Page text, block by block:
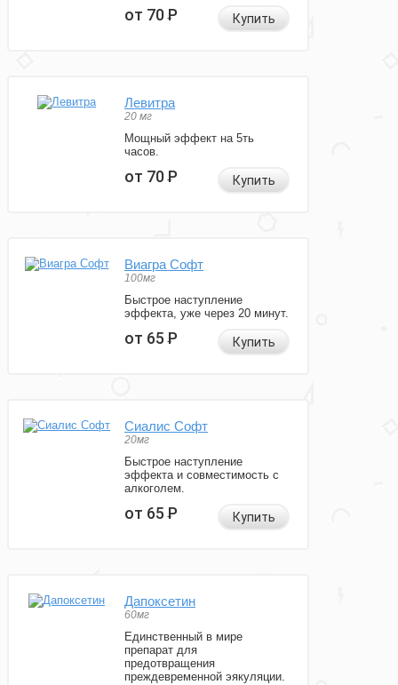
от 70Р Купить
Левитра
20 мг
Мощный эффект на 5ть
часов.
от 70Р Купить
Виагра Софт
100мг
Быстрое наступление
эффекта, уже через 20 минут.
от 65Р Купить
Сиалис Софт
20мг
Быстрое наступление
эффекта и совместимость с
алкоголем.
от 65Р Купить
Дапоксетин
60мг
Единственный в мире
препарат для
предотвращения
преждевременной эякуляции.